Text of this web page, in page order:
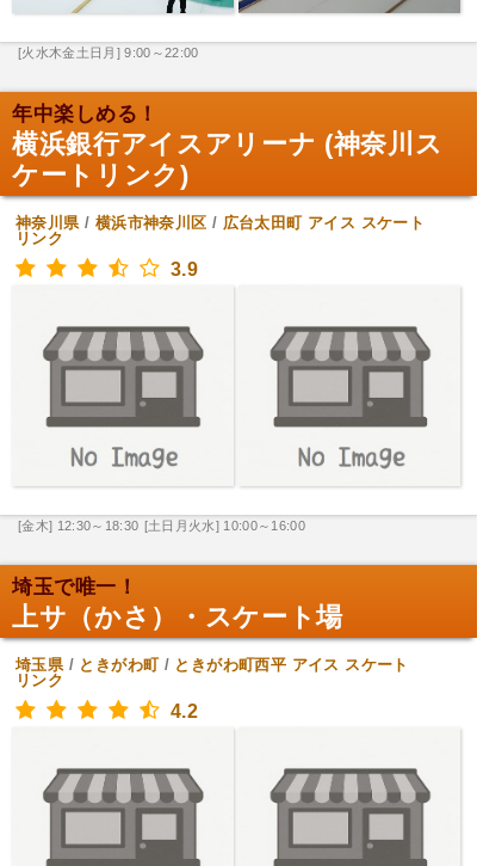
[火水木金土日月] 9:00～22:00
年中楽しめる！
横浜銀行アイスアリーナ (神奈川ス
ケートリンク)
神奈川県/ 横浜市神奈川区 / 広台太田町 アイス スケート
リンク
3.9
[金木] 12:30～18:30 [土日月火水] 10:00～16:00
埼玉で唯一！
上サ（かさ）・スケート場
埼玉県/ ときがわ町/ ときがわ町西平 アイス スケート
リンク
4.2